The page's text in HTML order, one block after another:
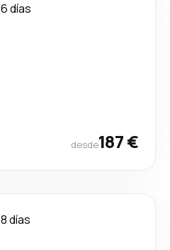
6 días
desde187 €
8 días